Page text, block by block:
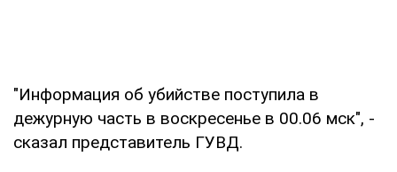
"Информация об убийстве поступила в
дежурную часть в воскресенье в 00.06 мск", -
сказал представитель ГУВД.